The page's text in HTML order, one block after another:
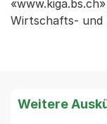
Wirtschafts- und
Weitere